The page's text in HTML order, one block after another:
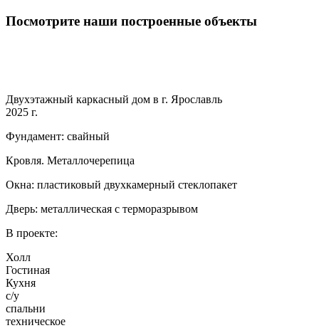
Посмотрите наши построенные объекты
Двухэтажный каркасный дом в г. Ярославль
2025 г.
Фундамент: свайный
Кровля. Металлочерепица
Окна: пластиковый двухкамерный стеклопакет
Дверь: металлическая с терморазрывом
В проекте:
Холл
Гостиная
Кухня
с/у
спальни
техническое